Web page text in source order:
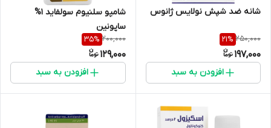
شانه ضد شپش نولایس ژانوس
250,000
21%
197,000
افزودن به سبد
شامپو سلنیوم سولفاید 1%
ساپونین
200,000
35%
129,000
افزودن به سبد